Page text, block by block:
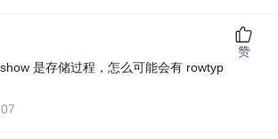
是存储过程，怎么可能会有 rowtyp
赞